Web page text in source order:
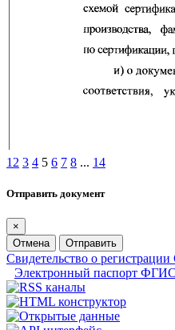
1 2 3 4 5 6 7 8 ... 14
Отправить документ
×
Отмена
Отправить
Свидетельство о
Электронный паспорт